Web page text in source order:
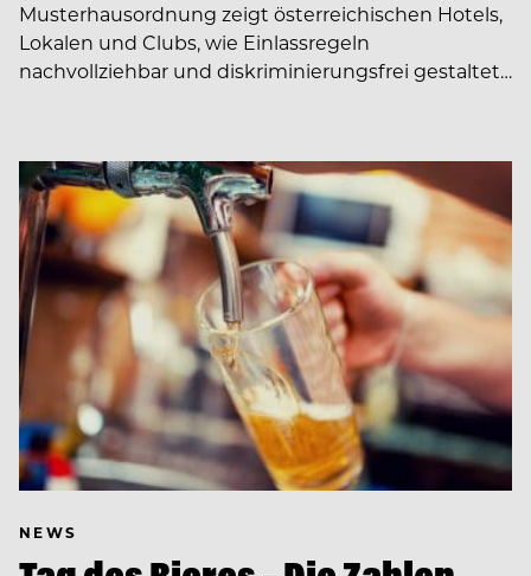
Musterhausordnung zeigt österreichischen Hotels,
Lokalen und Clubs, wie Einlassregeln
nachvollziehbar und diskriminierungsfrei gestaltet…
NEWS